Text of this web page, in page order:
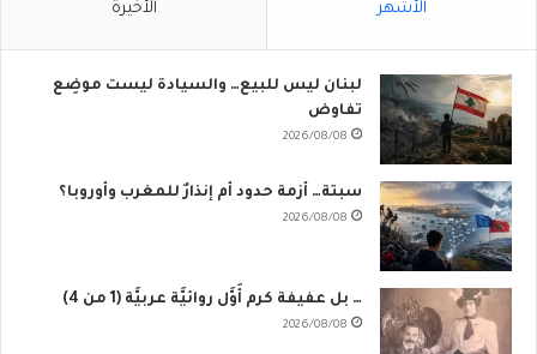
الأشهر الأخيرة
لبنان ليس للبيع… والسيادة ليست موضِع
تفاوض
2026/08/08
سبتة… أزمة حدود أم إنذارٌ للمغرب وأوروبا؟
2026/08/08
… بل عفيفة كرم أَوَّل روائيَّة عربيَّة (1 من 4)
2026/08/08